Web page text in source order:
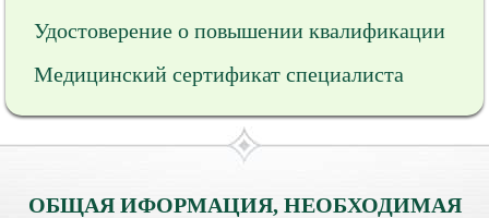
Удостоверение о повышении квалификации
Медицинский сертификат специалиста
ОБЩАЯ ИФОРМАЦИЯ, НЕОБХОДИМАЯ